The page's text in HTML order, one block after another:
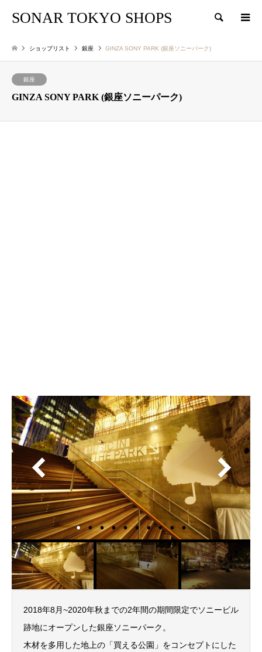
SONAR TOKYO SHOPS 検索
ショップリスト 銀座 GINZA SONY PARK (銀座ソニーパーク)
銀座
GINZA SONY PARK (銀座ソニーパーク)
2018年8月~2020年秋までの2年間の期間限定でソニービル
跡地にオープンした銀座ソニーパーク。
木材を多用した地上の「買える公園」をコンセプトにした